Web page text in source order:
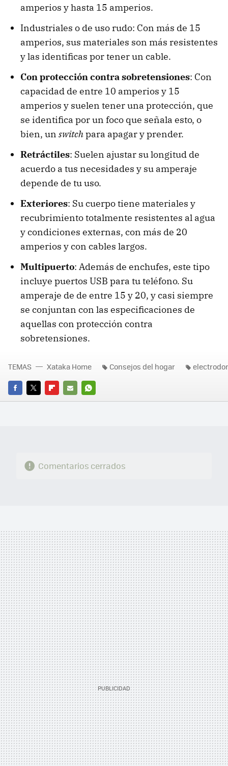
amperios y hasta 15 amperios.
Industriales o de uso rudo: Con más de 15
amperios, sus materiales son más resistentes
y las identificas por tener un cable.
Con protección contra sobretensiones: Con
capacidad de entre 10 amperios y 15
amperios y suelen tener una protección, que
se identifica por un foco que señala esto, o
bien, un switchpara apagar y prender.
Retráctiles: Suelen ajustar su longitud de
acuerdo a tus necesidades y su amperaje
depende de tu uso.
Exteriores: Su cuerpo tiene materiales y
recubrimiento totalmente resistentes al agua
y condiciones externas, con más de 20
amperios y con cables largos.
Multipuerto: Además de enchufes, este tipo
incluye puertos USB para tu teléfono. Su
amperaje de de entre 15 y 20, y casi siempre
se conjuntan con las especificaciones de
aquellas con protección contra
sobretensiones.
FACEBOOK
TWITTERFLIPBOARD
E-
WHATSAPP
TEMAS Xataka Home Consejos del hogar
Comentarios cerrados